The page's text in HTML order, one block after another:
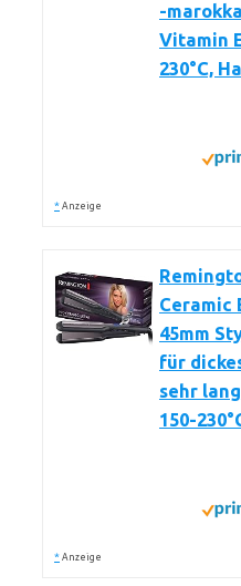
-
Vitamin
230°C,
* Anzeige
Ceramic
45mm
für
sehr
150-
* Anzeige